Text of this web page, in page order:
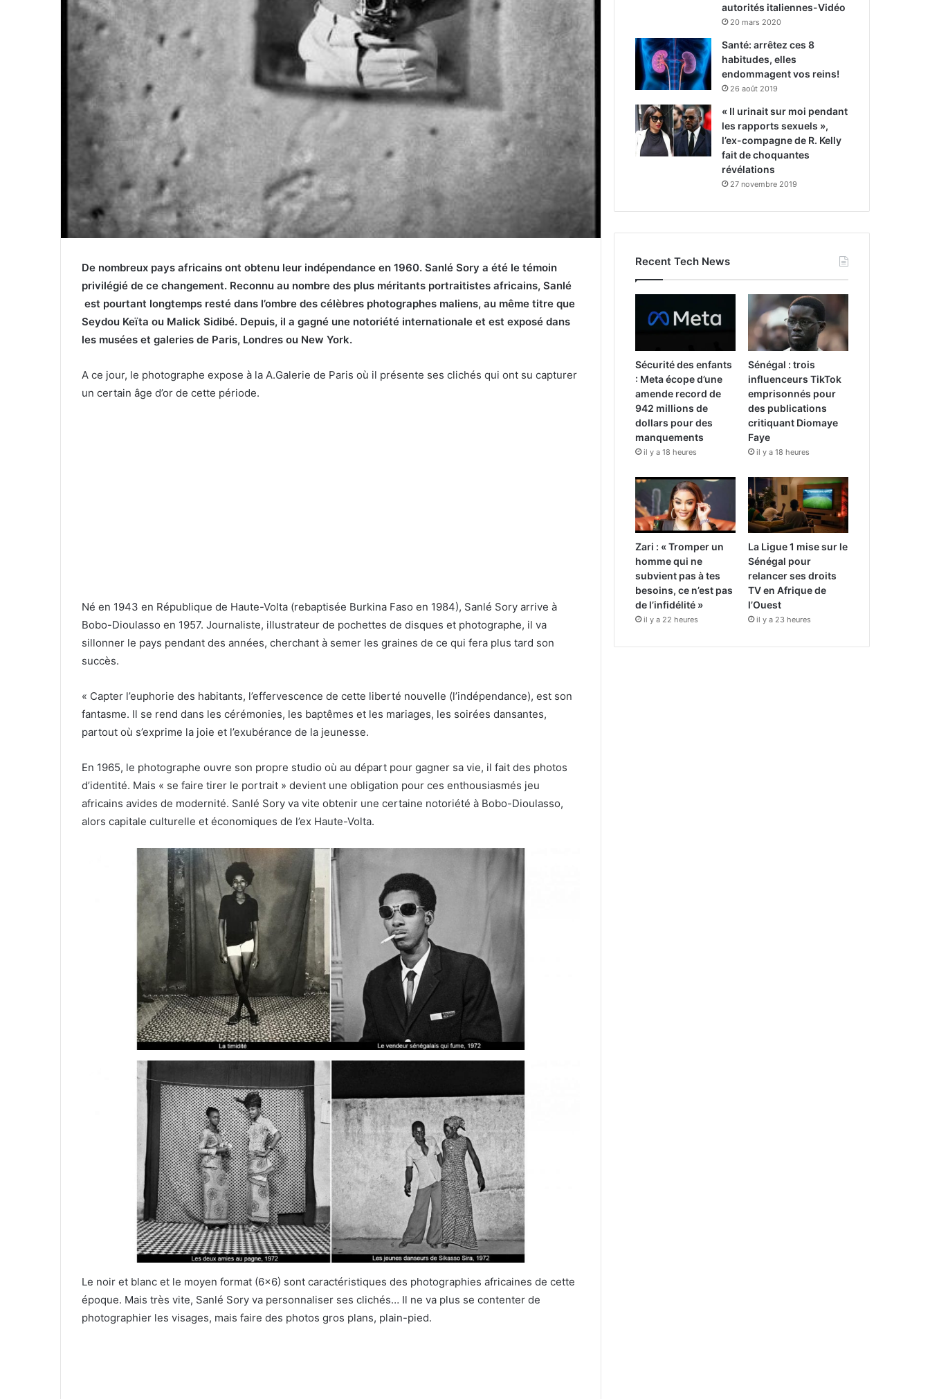
De nombreux pays africains ont obtenu leur indépendance en 1960. Sanlé Sory a été le témoin
privilégié de ce changement. Reconnu au nombre des plus méritants portraitistes africains, Sanlé
est pourtant longtemps resté dans l’ombre des célèbres photographes maliens, au même titre que
Seydou Keïta ou Malick Sidibé. Depuis, il a gagné une notoriété internationale et est exposé dans
les musées et galeries de Paris, Londres ou New York.
A ce jour, le photographe expose à la A.Galerie de Paris où il présente ses clichés qui ont su capturer
un certain âge d’or de cette période.
Né en 1943 en République de Haute-Volta (rebaptisée Burkina Faso en 1984), Sanlé Sory arrive à
Bobo-Dioulasso en 1957. Journaliste, illustrateur de pochettes de disques et photographe, il va
sillonner le pays pendant des années, cherchant à semer les graines de ce qui fera plus tard son
succès.
« Capter l’euphorie des habitants, l’effervescence de cette liberté nouvelle (l’indépendance), est son
fantasme. Il se rend dans les cérémonies, les baptêmes et les mariages, les soirées dansantes,
partout où s’exprime la joie et l’exubérance de la jeunesse.
En 1965, le photographe ouvre son propre studio où au départ pour gagner sa vie, il fait des photos
d’identité. Mais « se faire tirer le portrait » devient une obligation pour ces enthousiasmés jeu
africains avides de modernité. Sanlé Sory va vite obtenir une certaine notoriété à Bobo-Dioulasso,
alors capitale culturelle et économiques de l’ex Haute-Volta.
Le noir et blanc et le moyen format (6×6) sont caractéristiques des photographies africaines de cette
époque. Mais très vite, Sanlé Sory va personnaliser ses clichés… Il ne va plus se contenter de
photographier les visages, mais faire des photos gros plans, plain-pied.
autorités italiennes-Vidéo
20 mars 2020
Santé: arrêtez ces 8
habitudes, elles
endommagent vos reins!
26 août 2019
« Il urinait sur moi pendant
les rapports sexuels »,
l’ex-compagne de R. Kelly
fait de choquantes
révélations
27 novembre 2019
Recent Tech News
Sécurité des enfants
: Meta écope d’une
amende record de
942 millions de
dollars pour des
manquements
il y a 18 heures
Sénégal : trois
influenceurs TikTok
emprisonnés pour
des publications
critiquant Diomaye
Faye
il y a 18 heures
Zari : « Tromper un
homme qui ne
subvient pas à tes
besoins, ce n’est pas
de l’infidélité »
il y a 22 heures
La Ligue 1 mise sur le
Sénégal pour
relancer ses droits
TV en Afrique de
l’Ouest
il y a 23 heures